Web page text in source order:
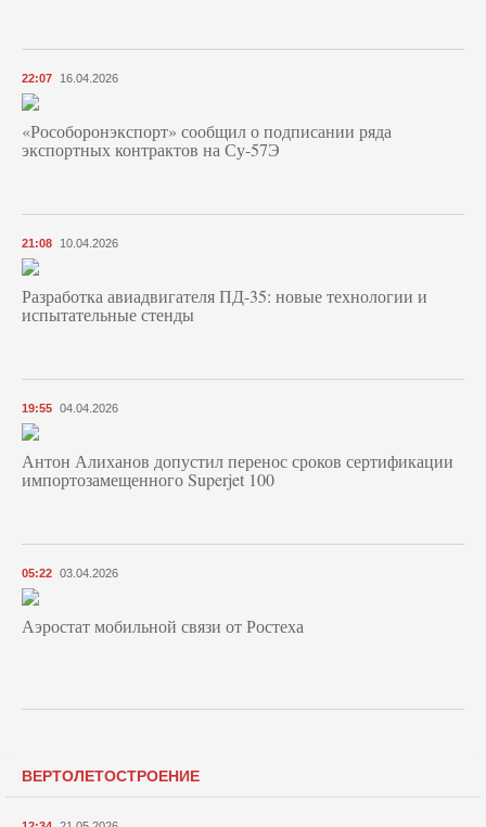
22:07 16.04.2026
«Рособоронэкспорт» сообщил о подписании ряда
экспортных контрактов на Су-57Э
21:08 10.04.2026
Разработка авиадвигателя ПД-35: новые технологии и
испытательные стенды
19:55 04.04.2026
Антон Алиханов допустил перенос сроков сертификации
импортозамещенного Superjet 100
05:22 03.04.2026
Аэростат мобильной связи от Ростеха
ВЕРТОЛЕТОСТРОЕНИЕ